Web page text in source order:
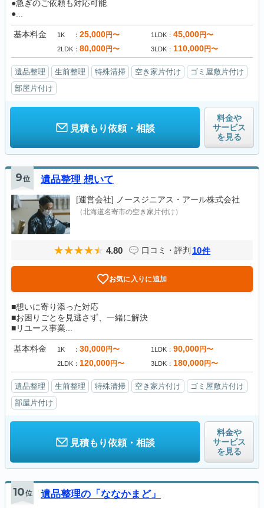
●急ぎのご依頼も対応可能
●...
基本料金 1K 25,000円〜 1LDK 45,000円〜
2LDK 80,000円〜 3LDK 110,000円〜
遺品整理 生前整理 特殊清掃 空き家片付け
ゴミ屋敷片付け
部屋片付け
見積もり依頼・相談
料金や
サービス
を見る
9位 遺品整理 想いて
[運営会社] ノースジニアス・アール株式会社
（北海道名寄市の空き家片付け）
4.80 口コミ・評判 10件
お気に入りに追加
■想いに寄り添った対応
■お困りごとを見逃さず、一緒に解決
■リユース事業...
基本料金 1K 30,000円〜 1LDK 90,000円〜
2LDK 120,000円〜 3LDK 180,000円〜
遺品整理 生前整理 特殊清掃 空き家片付け
ゴミ屋敷片付け
部屋片付け
見積もり依頼・相談
料金や
サービス
を見る
10位 遺品整理の「ななかまど」